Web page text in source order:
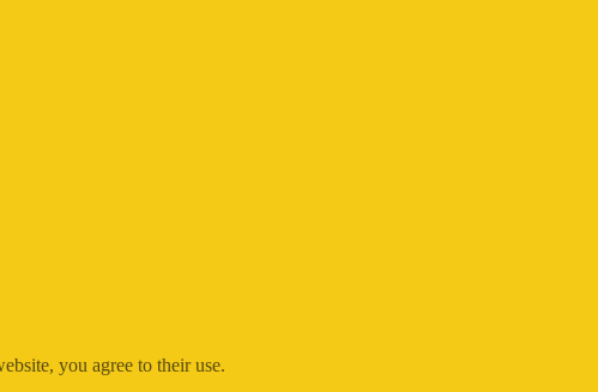
you agree to their use.